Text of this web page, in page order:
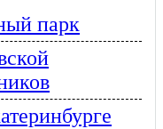
парк